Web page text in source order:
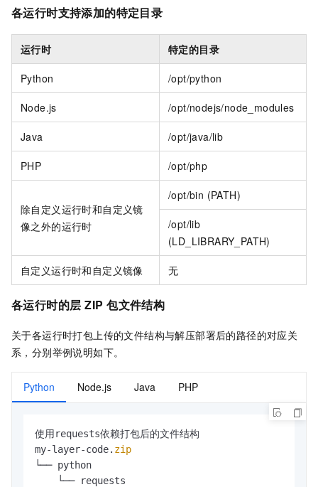
各运行时支持添加的特定目录
运行时 特定的目录
Python /opt/python
Node.js /opt/nodejs/node_modules
Java /opt/java/lib
PHP /opt/php
除自定义运行时和自定义镜
像之外的运行时
/opt/bin (PATH)
/opt/lib
(LD_LIBRARY_PATH)
自定义运行时和自定义镜像 无
各运行时的层 ZIP 包文件结构
关于各运行时打包上传的文件结构与解压部署后的路径的对应关
系，分别举例说明如下。
Python Node.js Java PHP
使用requests依赖打包后的文件结构
my-layer-code. zip
└── python
    └── requests